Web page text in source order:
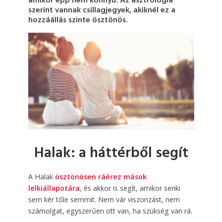
szerint vannak csillagjegyek, akiknél ez a
hozzáállás szinte ösztönös.
Halak: a háttérből segít
A Halak ösztönösen ráérez mások
lelkiállapotára, és akkor is segít, amikor senki
sem kér tőle semmit. Nem vár viszonzást, nem
számolgat, egyszerűen ott van, ha szükség van rá.